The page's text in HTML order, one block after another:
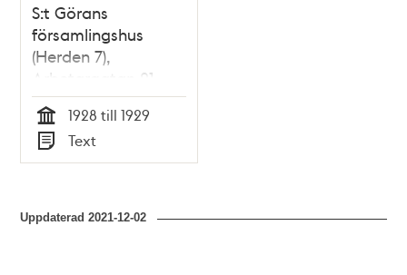
S:t Görans
församlingshus
(Herden 7),
Arbetargatan 21,
Kungsholmen
Tid
1928 till 1929
Typ
Text
Uppdaterad2021-12-02